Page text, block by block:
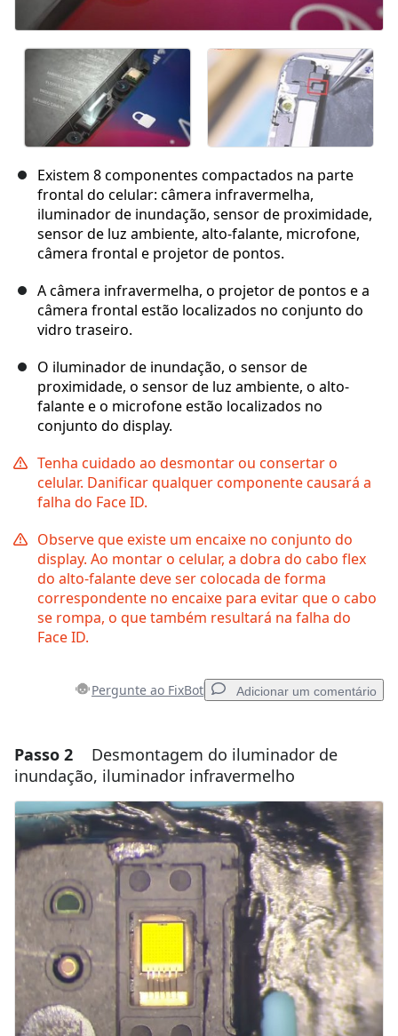
Existem 8 componentes compactados na parte
frontal do celular: câmera infravermelha,
iluminador de inundação, sensor de proximidade,
sensor de luz ambiente, alto-falante, microfone,
câmera frontal e projetor de pontos.
A câmera infravermelha, o projetor de pontos e a
câmera frontal estão localizados no conjunto do
vidro traseiro.
O iluminador de inundação, o sensor de
proximidade, o sensor de luz ambiente, o alto-
falante e o microfone estão localizados no
conjunto do display.
Tenha cuidado ao desmontar ou consertar o
celular. Danificar qualquer componente causará a
falha do Face ID.
Observe que existe um encaixe no conjunto do
display. Ao montar o celular, a dobra do cabo flex
do alto-falante deve ser colocada de forma
correspondente no encaixe para evitar que o cabo
se rompa, o que também resultará na falha do
Face ID.
Pergunte ao FixBot Adicionar um comentário
Adicionar um comentário
Comentar
Cancelar Postar comentário
Passo 2
Desmontagem do iluminador de
inundação, iluminador infravermelho